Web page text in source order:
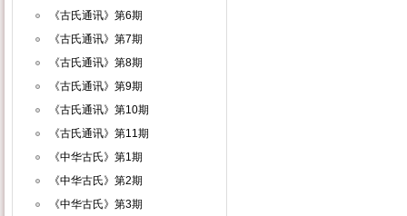
《古氏通讯》第6期
《古氏通讯》第7期
《古氏通讯》第8期
《古氏通讯》第9期
《古氏通讯》第10期
《古氏通讯》第11期
《中华古氏》第1期
《中华古氏》第2期
《中华古氏》第3期